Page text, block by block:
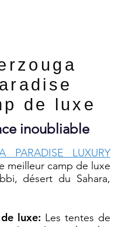
de luxe
inoubliable
PARADISE LUXURY
meilleur camp de luxe
désert du Sahara,
luxe: Les tentes de